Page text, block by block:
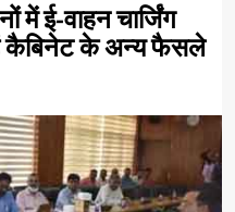
में ई-वाहन चार्जिंग
कैबिनेट के अन्य फैसले